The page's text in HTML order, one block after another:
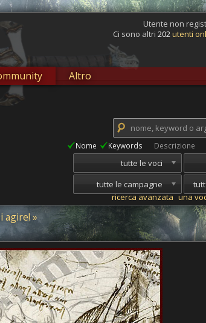
Utente non
Ci sono altri202utenti
Altro
Nome Keywords Descrizione
tutte le voci
tutte le campagne
ricerca avanzata una
agire! »